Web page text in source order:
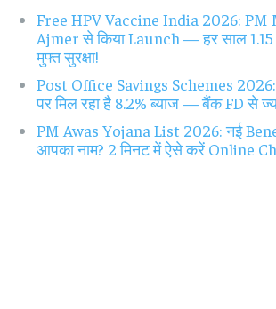
Free HPV Vaccine India 2026:
Ajmer से किया Launch — हर साल 1.15
मुफ्त सुरक्षा!
Post Office Savings Schemes 2026:
पर मिल रहा है 8.2% ब्याज — बैंक FD से
PM Awas Yojana List 2026: नई
आपका नाम? 2 मिनट में ऐसे करें Online